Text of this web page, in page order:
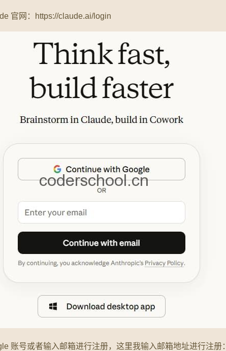
官网：https://claude.ai/login
账号或者输入邮箱进行注册，这里我输入邮箱地址进行注册：